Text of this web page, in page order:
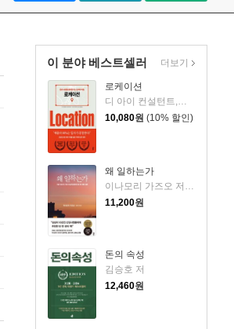
이 분야 베스트셀러
로케이션
디 아이 컨설턴트,에노모토 아츠시,구스모토 다카히로 공저/김지영 역
10,080원 (10% 할인)
왜 일하는가
이나모리 가즈오 저/김윤경 역
11,200원
돈의 속성
김승호 저
12,460원
더보기